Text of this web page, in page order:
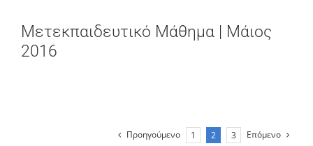
Μετεκπαιδευτικό Μάθημα | Μάιος
2016
Προηγούμενο 1 2 3 Επόμενο